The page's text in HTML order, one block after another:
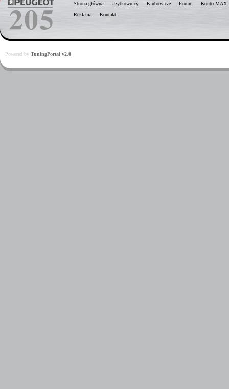
Strona główna Użytkownicy Klubowicze Forum
Konto MAX
Reklama
Kontakt
Powered by TuningPortal v2.0